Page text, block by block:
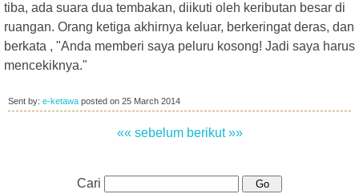
tiba, ada suara dua tembakan, diikuti oleh keributan besar di
ruangan. Orang ketiga akhirnya keluar, berkeringat deras, dan
berkata , "Anda memberi saya peluru kosong! Jadi saya harus
mencekiknya."
Sent by: e-ketawa posted on 25 March 2014
«« sebelum berikut »»
Cari